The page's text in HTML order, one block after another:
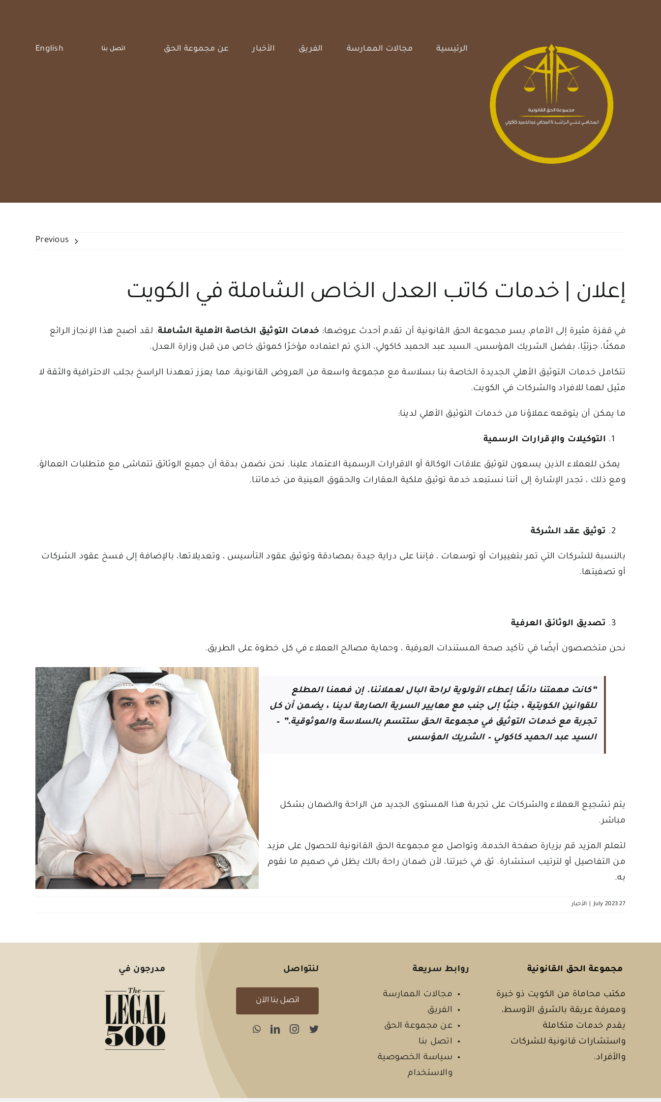
الرئيسية مجالات الممارسة الفريق الأخبار عن مجموعة الحق اتصل بنا English
Previous
إعلان | خدمات كاتب العدل الخاص الشاملة في الكويت
في قفزة مثيرة إلى الأمام، يسر مجموعة الحق القانونية أن تقدم أحدث عروضها: خدمات التوثيق الخاصة الأهلية الشاملة. لقد أصبح هذا الإنجاز الرائع
ممكنًا، جزئيًا، بفضل الشريك المؤسس، السيد عبد الحميد كاكولي، الذي تم اعتماده مؤخرًا كموثق خاص من قبل وزارة العدل.
تتكامل خدمات التوثيق الأهلي الجديدة الخاصة بنا بسلاسة مع مجموعة واسعة من العروض القانونية، مما يعزز تعهدنا الراسخ بجلب الاحترافية والثقة لا
مثيل لهما للافراد والشركات في الكويت.
ما يمكن أن يتوقعه عملاؤنا من خدمات التوثيق الأهلي لدينا:
التوكيلات والإقرارات الرسمية
يمكن للعملاء الذين يسعون لتوثيق علاقات الوكالة أو الاقرارات الرسمية الاعتماد علينا. نحن نضمن بدقة أن جميع الوثائق تتماشى مع متطلبات العمالؤ.
ومع ذلك ، تجدر الإشارة إلى أننا نستبعد خدمة توثيق ملكية العقارات والحقوق العينية من خدماتنا.
توثيق عقد الشركة
بالنسبة للشركات التي تمر بتغييرات أو توسعات ، فإننا على دراية جيدة بمصادقة وتوثيق عقود التأسيس ، وتعديلاتها، بالإضافة إلى فسخ عقود الشركات
أو تصفيتها.
تصديق الوثائق العرفية
نحن متخصصون أيضًا في تأكيد صحة المستندات العرفية ، وحماية مصالح العملاء في كل خطوة على الطريق.
“كانت مهمتنا دائمًا إعطاء الأولوية لراحة البال لعملائنا. إن فهمنا المطلع
للقوانين الكويتية ، جنبًا إلى جنب مع معايير السرية الصارمة لدينا ، يضمن أن كل
تجربة مع خدمات التوثيق في مجموعة الحق ستتسم بالسلاسة والموثوقية.” –
السيد عبد الحميد كاكولي – الشريك المؤسس
يتم تشجيع العملاء والشركات على تجربة هذا المستوى الجديد من الراحة والضمان بشكل
مباشر.
لتعلم المزيد قم بزيارة صفحة الخدمة، وتواصل مع مجموعة الحق القانونية للحصول على مزيد
من التفاصيل أو لترتيب استشارة. ثق في خبرتنا، لأن ضمان راحة بالك يظل في صميم ما نقوم
به.
27 July 2023 الأخبار
مجموعة الحق القانونية
مكتب محاماة من الكويت ذو خبرة
ومعرفة عريقة بالشرق الأوسط،
يقدم خدمات متكاملة
واستشارات قانونية للشركات
والأفراد.
روابط سريعة
مجالات الممارسة
الفريق
عن مجموعة الحق
اتصل بنا
سياسة الخصوصية
والاستخدام
لنتواصل
اتصل بنا الآن
مدرجون في